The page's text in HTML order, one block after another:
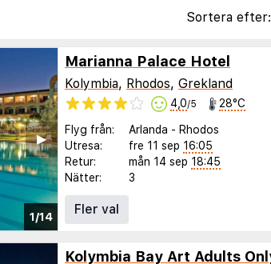
Sortera efter:
1/14
▶︎
Marianna Palace Hotel
Kolymbia, Rhodos, Grekland
4,0/5 28°C
Flyg från: Arlanda - Rhodos
Utresa:
fre 11 sep 16:05
Retur:
mån 14 sep 18:45
Nätter:
3
Fler val